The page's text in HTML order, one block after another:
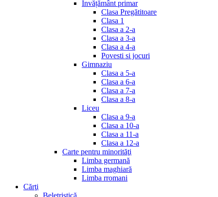
Invățământ primar
Clasa Pregătitoare
Clasa 1
Clasa a 2-a
Clasa a 3-a
Clasa a 4-a
Povesti si jocuri
Gimnaziu
Clasa a 5-a
Clasa a 6-a
Clasa a 7-a
Clasa a 8-a
Liceu
Clasa a 9-a
Clasa a 10-a
Clasa a 11-a
Clasa a 12-a
Carte pentru minorităţi
Limba germană
Limba maghiară
Limba rromani
Cărţi
Beletristică